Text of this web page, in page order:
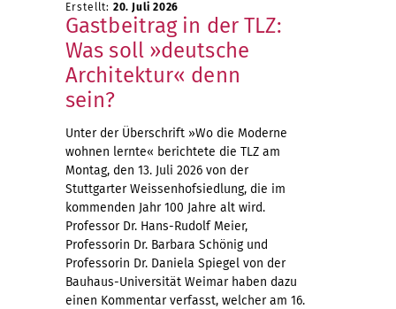
Erstellt: 20. Juli 2026
Gastbeitrag in der TLZ:
Was soll »deutsche
Architektur« denn
sein?
Unter der Überschrift »Wo die Moderne
wohnen lernte« berichtete die TLZ am
Montag, den 13. Juli 2026 von der
Stuttgarter Weissenhofsiedlung, die im
kommenden Jahr 100 Jahre alt wird.
Professor Dr. Hans-Rudolf Meier,
Professorin Dr. Barbara Schönig und
Professorin Dr. Daniela Spiegel von der
Bauhaus-Universität Weimar haben dazu
einen Kommentar verfasst, welcher am 16.